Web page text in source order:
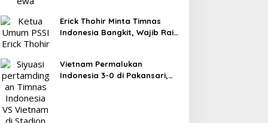
Erick Thohir Minta Timnas
Indonesia Bangkit, Wajib Raih
Vietnam Permalukan
Indonesia 3-0 di Pakansari,